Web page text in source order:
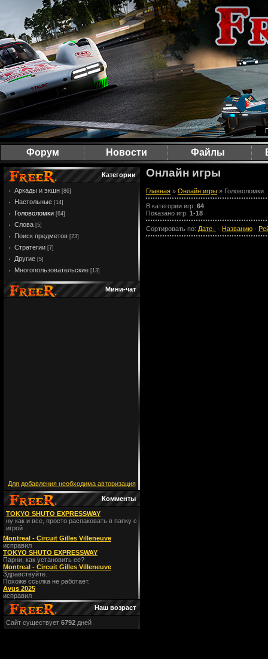
Форум Новости Файлы
Категории
Аркады и экшн [86]
Настольные [14]
Головоломки [64]
Слова [5]
Поиск предметов [23]
Стратегии [7]
Другие [5]
Многопользовательские [13]
Мини-чат
Для добавления необходима авторизация
Комменты
TOKYO SHUTO EXPRESSWAY
ну как и все, просто распаковать в папку с
игрой
Montreal - Circuit Gilles Villeneuve
исправил
TOKYO SHUTO EXPRESSWAY
Парни, как установить ее?
Montreal - Circuit Gilles Villeneuve
Здравствуйте.
Похоже ссылка не работает.
Avus 2025
исправил
Наш возраст
Сайт существует 6792 дней
Онлайн игры
Главная » Онлайн игры » Головоломки
В категории игр: 64
Показано игр: 1-18
Сортировать по: Дате · Названию ·